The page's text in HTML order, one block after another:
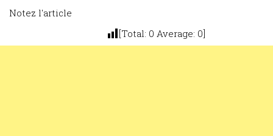
Notez l'article
[Total: 0 Average: 0]